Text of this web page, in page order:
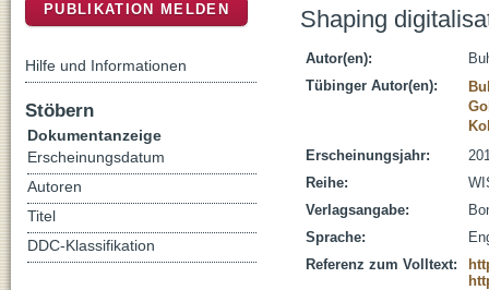
Shaping
Autor(en):
Tübinger Autor(en):
Erscheinungsjahr:
Reihe:
Verlagsangabe:
Sprache:
Referenz zum Volltext:
PUBLIKATION MELDEN
Hilfe und Informationen
Stöbern
Dokumentanzeige
Erscheinungsdatum
Autoren
Titel
DDC-Klassifikation